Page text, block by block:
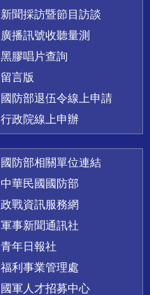
新聞採訪暨節目訪談
廣播訊號收聽量測
黑膠唱片查詢
留言版
國防部退伍令線上申請
行政院線上申辦
國防部相關單位連結
中華民國國防部
政戰資訊服務網
軍事新聞通訊社
青年日報社
福利事業管理處
國軍人才招募中心